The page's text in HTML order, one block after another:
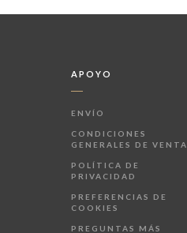
APOYO
ENVÍO
CONDICIONES
GENERALES DE VENTA
POLÍTICA DE
PRIVACIDAD
PREFERENCIAS DE
COOKIES
PREGUNTAS MÁS